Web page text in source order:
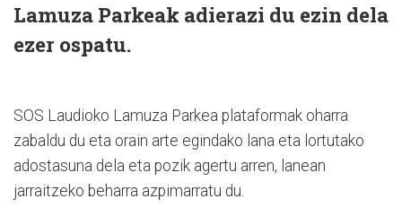
Lamuza Parkeak adierazi du ezin dela
ezer ospatu.
SOS Laudioko Lamuza Parkea plataformak oharra
zabaldu du eta orain arte egindako lana eta lortutako
adostasuna dela eta pozik agertu arren, lanean
jarraitzeko beharra azpimarratu du.